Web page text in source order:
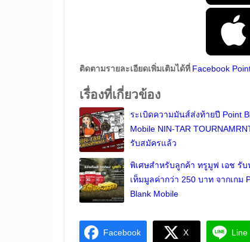
ติดตามรายละเอียดเพิ่มเติมได้ที่ Facebook
เรื่องที่เกี่ยวข้อง
ระเบิดความมันส์ส่งท้ายปี Point
Mobile NIN-TAR
รับสมัครแล้ว
พิเศษสำหรับลูกค้า ทรูมูฟ เอช รับ
เท็มมูลค่ากว่า 250 บาท จากเกม
Blank Mobile
Facebook X Line